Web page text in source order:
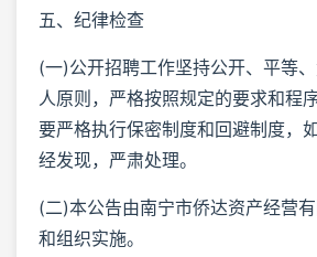
五、纪律检查
(一)公开招聘工作坚持公开、平等
人原则，严格按照规定的要求和程
要严格执行保密制度和回避制度，
经发现，严肃处理。
(二)本公告由南宁市侨达资产经营
和组织实施。